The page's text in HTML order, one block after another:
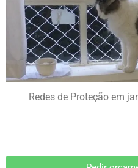
Redes de Proteção em